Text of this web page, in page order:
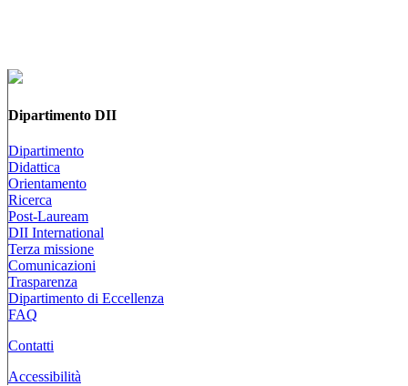
Dipartimento DII
Dipartimento
Didattica
Orientamento
Ricerca
Post-Lauream
DII International
Terza missione
Comunicazioni
Trasparenza
Dipartimento di Eccellenza
FAQ
Contatti
Accessibilità